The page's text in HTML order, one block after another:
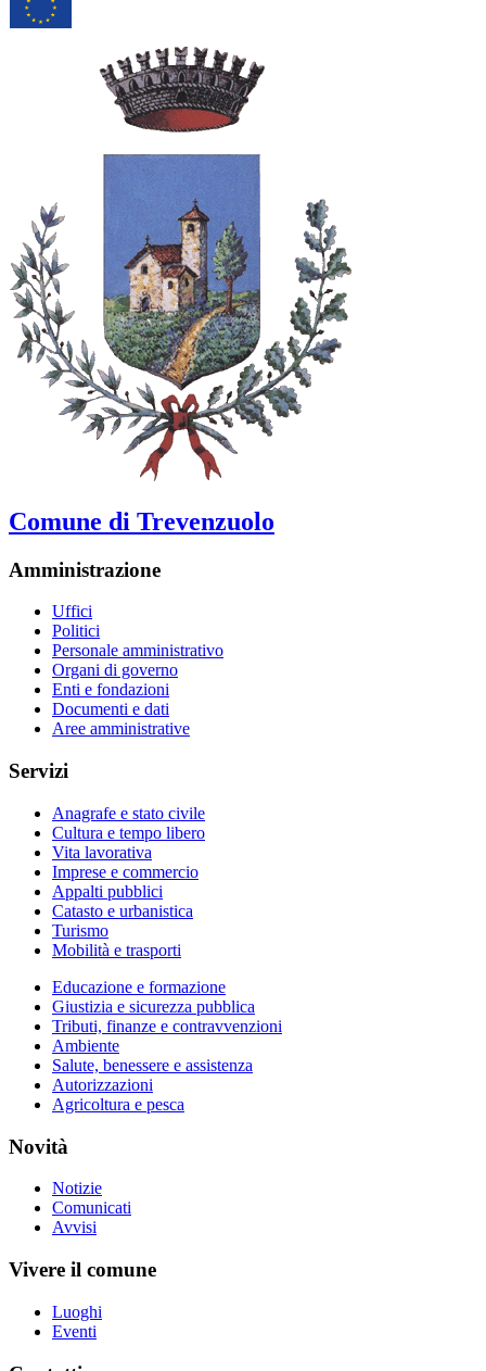
Comune di Trevenzuolo
Amministrazione
Uffici
Politici
Personale amministrativo
Organi di governo
Enti e fondazioni
Documenti e dati
Aree amministrative
Servizi
Anagrafe e stato civile
Cultura e tempo libero
Vita lavorativa
Imprese e commercio
Appalti pubblici
Catasto e urbanistica
Turismo
Mobilità e trasporti
Educazione e formazione
Giustizia e sicurezza pubblica
Tributi, finanze e contravvenzioni
Ambiente
Salute, benessere e assistenza
Autorizzazioni
Agricoltura e pesca
Novità
Notizie
Comunicati
Avvisi
Vivere il comune
Luoghi
Eventi